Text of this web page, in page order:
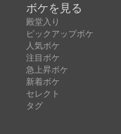
ボケを見る
殿堂入り
ピックアップボケ
人気ボケ
注目ボケ
急上昇ボケ
新着ボケ
セレクト
タグ